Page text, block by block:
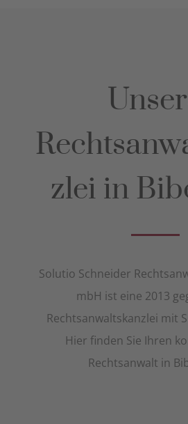
zlei in
Solutio Schneider
mbH ist eine 2013
Rechtsanwaltskanzlei mit
Hier finden Sie Ihren
Rechtsanwalt in